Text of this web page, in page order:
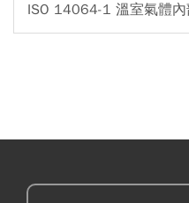
ISO 14064-1 溫室氣體